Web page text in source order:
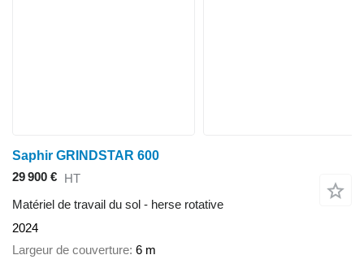
Saphir GRINDSTAR 600
29 900 € HT
Matériel de travail du sol - herse rotative
2024
Largeur de couverture 6 m